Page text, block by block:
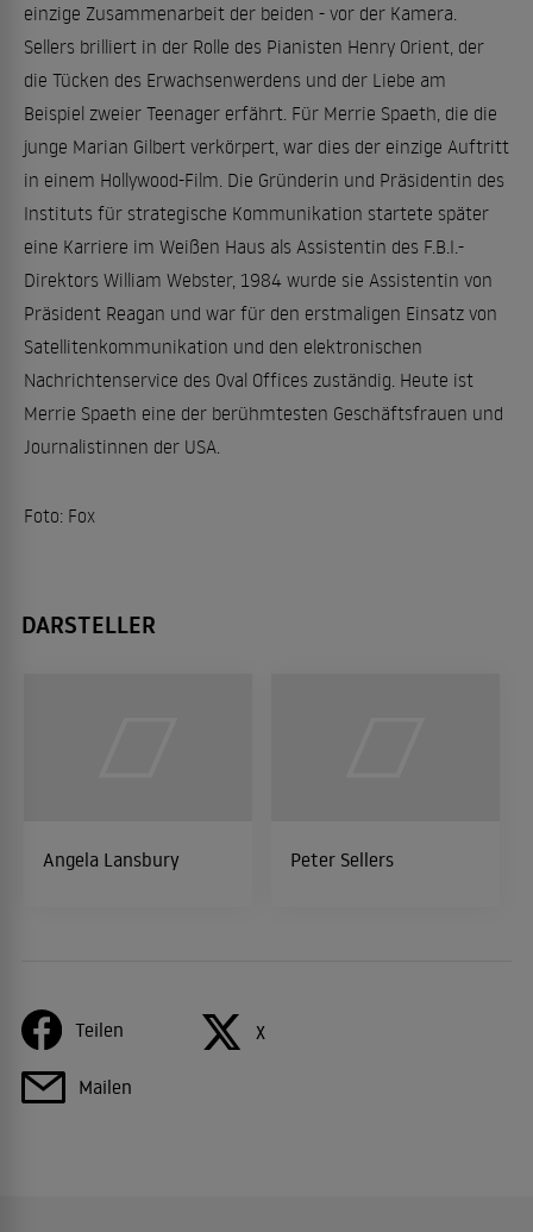
einzige Zusammenarbeit der beiden - vor der Kamera.
Sellers brilliert in der Rolle des Pianisten Henry Orient, der
die Tücken des Erwachsenwerdens und der Liebe am
Beispiel zweier Teenager erfährt. Für Merrie Spaeth, die die
junge Marian Gilbert verkörpert, war dies der einzige Auftritt
in einem Hollywood-Film. Die Gründerin und Präsidentin des
Instituts für strategische Kommunikation startete später
eine Karriere im Weißen Haus als Assistentin des F.B.I.-
Direktors William Webster, 1984 wurde sie Assistentin von
Präsident Reagan und war für den erstmaligen Einsatz von
Satellitenkommunikation und den elektronischen
Nachrichtenservice des Oval Offices zuständig. Heute ist
Merrie Spaeth eine der berühmtesten Geschäftsfrauen und
Journalistinnen der USA.
Foto: Fox
DARSTELLER
Angela Lansbury Peter Sellers
Teilen X
Mailen